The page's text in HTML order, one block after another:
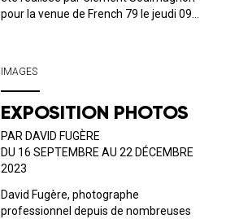
pour la venue de French 79 le jeudi 09
éléments, la voile. fo...
IMAGES
EXPOSITION PHOTOS
PAR DAVID FUGÈRE
DU 16 SEPTEMBRE AU 22 DÉCEMBRE
2023
David Fugère, photographe
professionnel depuis de nombreuses